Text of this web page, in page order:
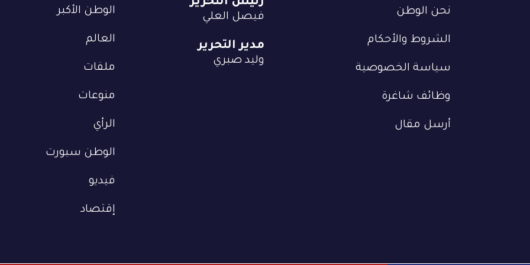
نحن الوطن
الشروط والأحكام
سياسة الخصوصية
وظائف شاغرة
أرسل مقال
الوطن الأكبر
العالم
ملفات
منوعات
الرأي
الوطن سبورت
فيديو
إقتصاد
فيصل العلي
مدير التحرير
وليد صبري